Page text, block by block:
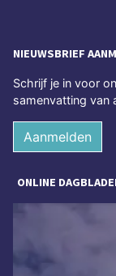
NIEUWSBRIEF
Schrijf je in voor
samenvatting van
Aanmelden
ONLINE